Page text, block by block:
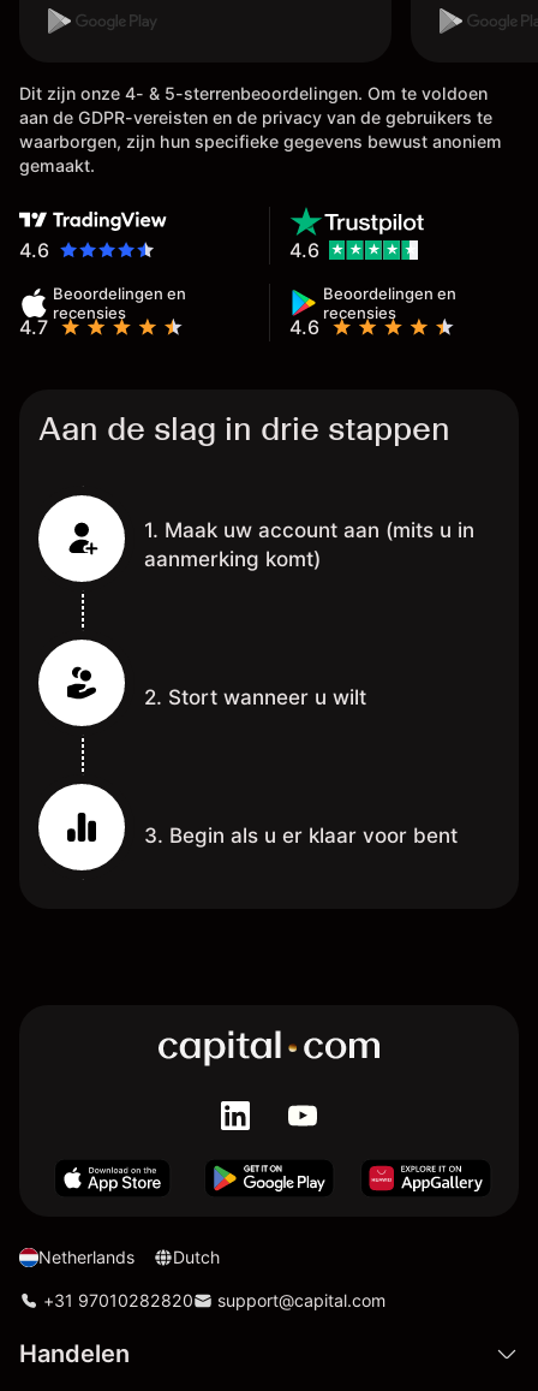
account
vele
betreft
Dit zijn onze 4- & 5-sterrenbeoordelingen. Om te voldoen
aan de GDPR-vereisten en de privacy van de gebruikers te
waarborgen, zijn hun specifieke gegevens bewust anoniem
gemaakt.
4.6
Beoordelingen en
recensies
4.7
Beoordelingen en
recensies
4.6
4.6
Aan de slag in drie stappen
1. Maak uw account aan (mits u in
aanmerking komt)
2. Stort wanneer u wilt
3. Begin als u er klaar voor bent
Netherlands Dutch
+31 97010282820 support@capital.com
Handelen